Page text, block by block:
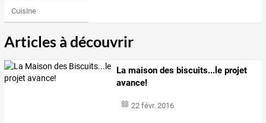
Cuisine
Articles à découvrir
La maison des biscuits...le projet
avance!
22 févr. 2016